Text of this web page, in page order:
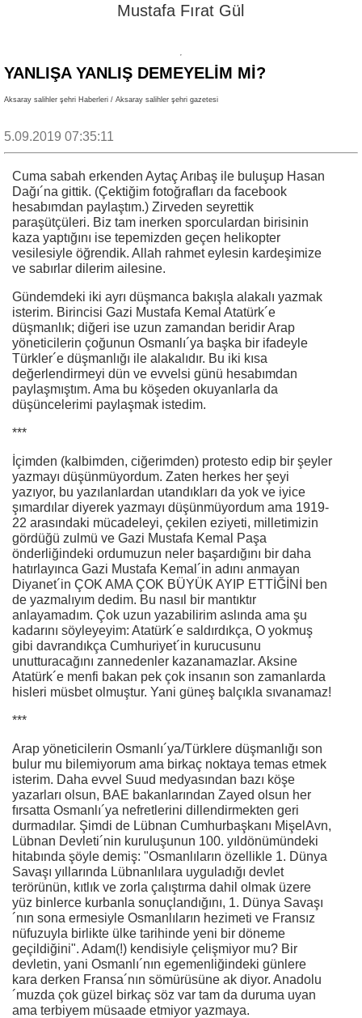
Mustafa Fırat Gül
YANLIŞA YANLIŞ DEMEYELİM Mİ?
Aksaray salihler şehri Haberleri / Aksaray salihler şehri gazetesi
5.09.2019 07:35:11
Cuma sabah erkenden Aytaç Arıbaş ile buluşup Hasan
Dağı´na gittik. (Çektiğim fotoğrafları da facebook
hesabımdan paylaştım.) Zirveden seyrettik
paraşütçüleri. Biz tam inerken sporculardan birisinin
kaza yaptığını ise tepemizden geçen helikopter
vesilesiyle öğrendik. Allah rahmet eylesin kardeşimize
ve sabırlar dilerim ailesine.
Gündemdeki iki ayrı düşmanca bakışla alakalı yazmak
isterim. Birincisi Gazi Mustafa Kemal Atatürk´e
düşmanlık; diğeri ise uzun zamandan beridir Arap
yöneticilerin çoğunun Osmanlı´ya başka bir ifadeyle
Türkler´e düşmanlığı ile alakalıdır. Bu iki kısa
değerlendirmeyi dün ve evvelsi günü hesabımdan
paylaşmıştım. Ama bu köşeden okuyanlarla da
düşüncelerimi paylaşmak istedim.
***
İçimden (kalbimden, ciğerimden) protesto edip bir şeyler
yazmayı düşünmüyordum. Zaten herkes her şeyi
yazıyor, bu yazılanlardan utandıkları da yok ve iyice
şımardılar diyerek yazmayı düşünmüyordum ama 1919-
22 arasındaki mücadeleyi, çekilen eziyeti, milletimizin
gördüğü zulmü ve Gazi Mustafa Kemal Paşa
önderliğindeki ordumuzun neler başardığını bir daha
hatırlayınca Gazi Mustafa Kemal´in adını anmayan
Diyanet´in ÇOK AMA ÇOK BÜYÜK AYIP ETTİĞİNİ ben
de yazmalıyım dedim. Bu nasıl bir mantıktır
anlayamadım. Çok uzun yazabilirim aslında ama şu
kadarını söyleyeyim: Atatürk´e saldırdıkça, O yokmuş
gibi davrandıkça Cumhuriyet´in kurucusunu
unutturacağını zannedenler kazanamazlar. Aksine
Atatürk´e menfi bakan pek çok insanın son zamanlarda
hisleri müsbet olmuştur. Yani güneş balçıkla sıvanamaz!
***
Arap yöneticilerin Osmanlı´ya/Türklere düşmanlığı son
bulur mu bilemiyorum ama birkaç noktaya temas etmek
isterim. Daha evvel Suud medyasından bazı köşe
yazarları olsun, BAE bakanlarından Zayed olsun her
fırsatta Osmanlı´ya nefretlerini dillendirmekten geri
durmadılar. Şimdi de Lübnan Cumhurbaşkanı MişelAvn,
Lübnan Devleti´nin kuruluşunun 100. yıldönümündeki
hitabında şöyle demiş: "Osmanlıların özellikle 1. Dünya
Savaşı yıllarında Lübnanlılara uyguladığı devlet
terörünün, kıtlık ve zorla çalıştırma dahil olmak üzere
yüz binlerce kurbanla sonuçlandığını, 1. Dünya Savaşı
´nın sona ermesiyle Osmanlıların hezimeti ve Fransız
nüfuzuyla birlikte ülke tarihinde yeni bir döneme
geçildiğini". Adam(!) kendisiyle çelişmiyor mu? Bir
devletin, yani Osmanlı´nın egemenliğindeki günlere
kara derken Fransa´nın sömürüsüne ak diyor. Anadolu
´muzda çok güzel birkaç söz var tam da duruma uyan
ama terbiyem müsaade etmiyor yazmaya.